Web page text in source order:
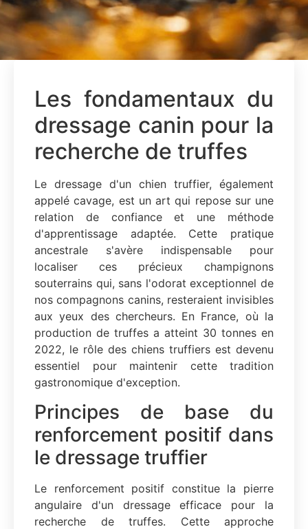
Les fondamentaux du
dressage canin pour la
recherche de truffes
Le dressage d'un chien truffier, également
appelé cavage, est un art qui repose sur une
relation de confiance et une méthode
d'apprentissage adaptée. Cette pratique
ancestrale s'avère indispensable pour
localiser ces précieux champignons
souterrains qui, sans l'odorat exceptionnel de
nos compagnons canins, resteraient invisibles
aux yeux des chercheurs. En France, où la
production de truffes a atteint 30 tonnes en
2022, le rôle des chiens truffiers est devenu
essentiel pour maintenir cette tradition
gastronomique d'exception.
Principes de base du
renforcement positif dans
le dressage truffier
Le renforcement positif constitue la pierre
angulaire d'un dressage efficace pour la
recherche de truffes. Cette approche